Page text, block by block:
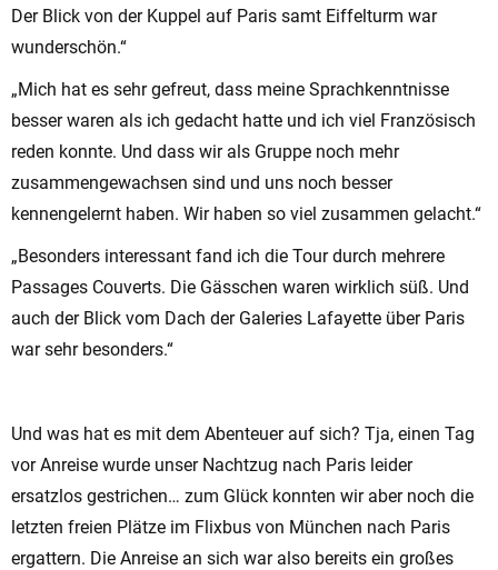
Der Blick von der Kuppel auf Paris samt Eiffelturm war
wunderschön.“
„Mich hat es sehr gefreut, dass meine Sprachkenntnisse
besser waren als ich gedacht hatte und ich viel Französisch
reden konnte. Und dass wir als Gruppe noch mehr
zusammengewachsen sind und uns noch besser
kennengelernt haben. Wir haben so viel zusammen gelacht.“
„Besonders interessant fand ich die Tour durch mehrere
Passages Couverts. Die Gässchen waren wirklich süß. Und
auch der Blick vom Dach der Galeries Lafayette über Paris
war sehr besonders.“
Und was hat es mit dem Abenteuer auf sich? Tja, einen Tag
vor Anreise wurde unser Nachtzug nach Paris leider
ersatzlos gestrichen… zum Glück konnten wir aber noch die
letzten freien Plätze im Flixbus von München nach Paris
ergattern. Die Anreise an sich war also bereits ein großes